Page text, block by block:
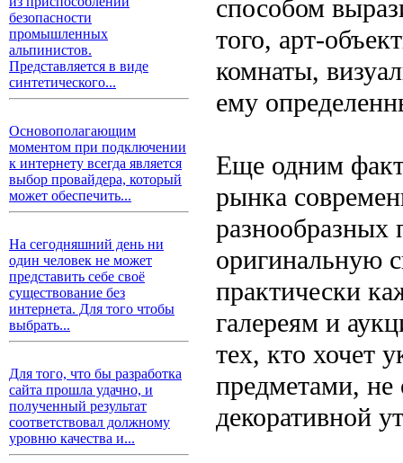
безопасности
промышленных
альпинистов.
Представляется в виде
синтетического...
Основополагающим
моментом при подключении
к интернету всегда является
выбор провайдера, который
может обеспечить...
На сегодняшний день ни
один человек не может
представить себе своё
существование без
интернета. Для того чтобы
выбрать...
Для того, что бы разработка
сайта прошла удачно, и
полученный результат
соответствовал должному
уровню качества и...
способом
того, арт-
комнаты,
ему
Еще одним
рынка
разнообразных
оригинальную
практически
галереям и
тех, кто хочет
предметами, не
декоративной